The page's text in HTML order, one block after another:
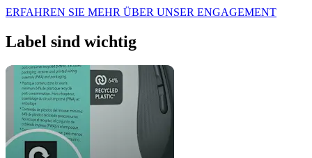
ERFAHREN SIE MEHR ÜBER UNSER ENGAGEMENT
Label sind wichtig